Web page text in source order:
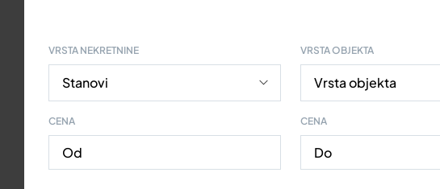
VRSTA NEKRETNINE VRSTA OBJEKTA
CENA CENA